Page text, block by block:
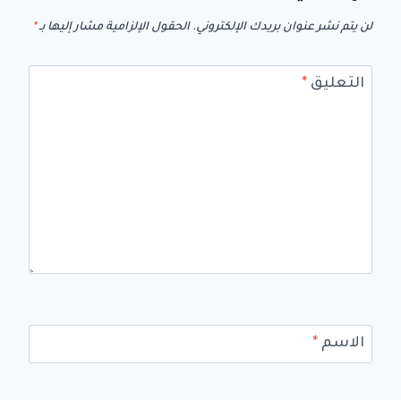
لن يتم نشر عنوان بريدك الإلكتروني. الحقول الإلزامية مشار إليها بـ*
التعليق *
الاسم *